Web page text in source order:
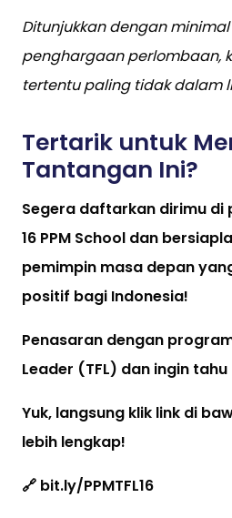
Ditunjukkan dengan
penghargaan perlombaan,
tertentu paling tidak dalam
Tertarik untuk
Tantangan Ini?
Segera daftarkan dirimu di
16 PPM School dan
pemimpin masa depan
positif bagi Indonesia!
Penasaran dengan
Leader (TFL) dan ingin
Yuk, langsung klik link di
lebih lengkap!
🔗 bit.ly/PPMTFL16